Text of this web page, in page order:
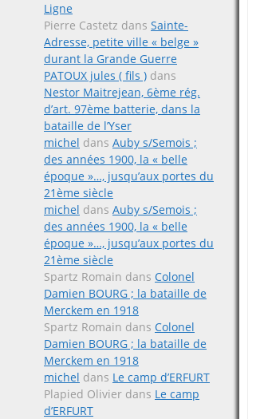
Ligne
Pierre Castetz dans Sainte-
Adresse, petite ville « belge »
durant la Grande Guerre
PATOUX jules ( fils ) dans
Nestor Maitrejean, 6ème rég.
d’art. 97ème batterie, dans la
bataille de l’Yser
michel dans Auby s/Semois ;
des années 1900, la « belle
époque »…, jusqu’aux portes du
21ème siècle
michel dans Auby s/Semois ;
des années 1900, la « belle
époque »…, jusqu’aux portes du
21ème siècle
Spartz Romain dans Colonel
Damien BOURG ; la bataille de
Merckem en 1918
Spartz Romain dans Colonel
Damien BOURG ; la bataille de
Merckem en 1918
michel dans Le camp d’ERFURT
Plapied Olivier dans Le camp
d’ERFURT